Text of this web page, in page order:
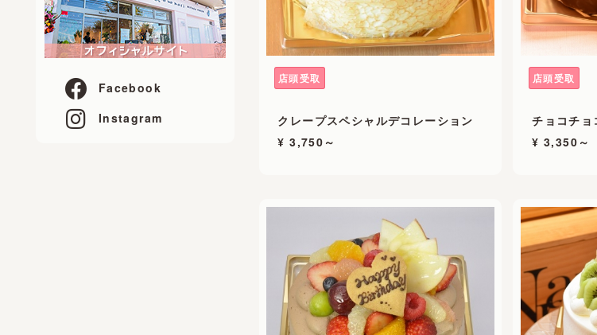
Facebook
Instagram
店頭受取
クレープスペシャルデコレーション
¥ 3,750～
店頭受取
チョコチョ
¥ 3,350～